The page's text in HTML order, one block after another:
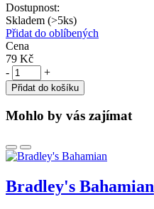
Dostupnost:
Skladem (>5ks)
Přidat do oblíbených
Cena
79 Kč
-
+
Přidat do košíku
Mohlo by vás zajímat
Bradley's Bahamian